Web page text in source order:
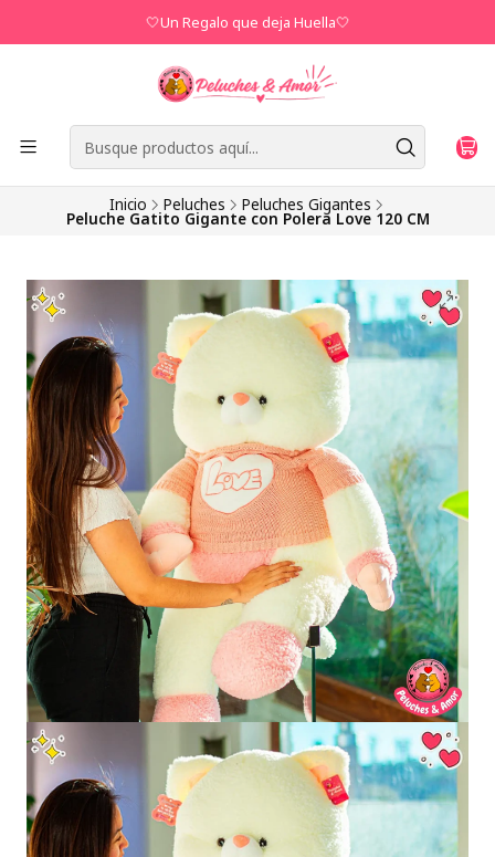
🤍Un Regalo que deja Huella🤍
Inicio Peluches Peluches Gigantes
Peluche Gatito Gigante con Polera Love 120 CM